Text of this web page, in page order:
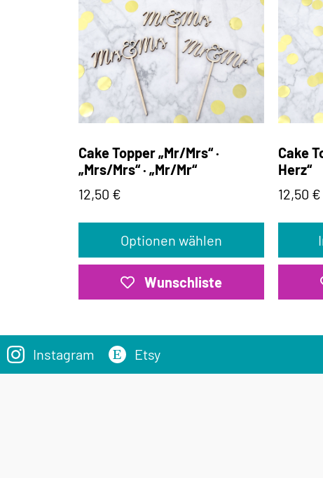
Cake Topper „Mr/Mrs“ ·
„Mrs/Mrs“ · „Mr/Mr“
12,50 €
Optionen wählen
Wunschliste
Cake
Herz“
12,50 €
Instagram Etsy